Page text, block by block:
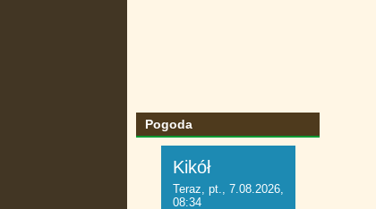
Pogoda